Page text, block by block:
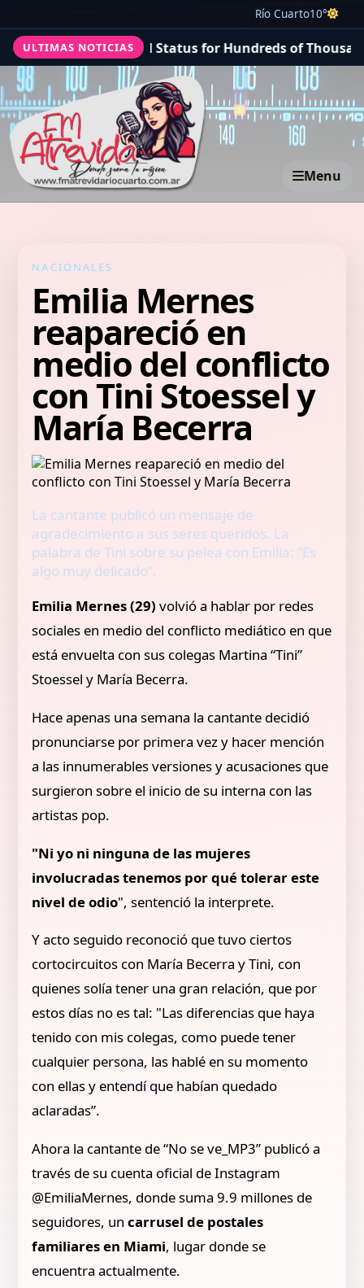
Río Cuarto10°
ULTIMAS NOTICIAS
Status for Hundreds of Thousands of
Menu
NACIONALES
Emilia Mernes
reapareció en
medio del conflicto
con Tini Stoessel y
María Becerra
La cantante publicó un mensaje de
agradecimiento a sus seres queridos. La
palabra de Tini sobre su pelea con Emilia: “Es
algo muy delicado”.
Emilia Mernes (29)volvió a hablar por redes
sociales en medio del conflicto mediático en que
está envuelta con sus colegas Martina “Tini”
Stoessel y María Becerra.
Hace apenas una semana la cantante decidió
pronunciarse por primera vez y hacer mención
a las innumerables versiones y acusaciones que
surgieron sobre el inicio de su interna con las
artistas pop.
"Ni yo ni ninguna de las mujeres
involucradas tenemos por qué tolerar este
nivel de odio", sentenció la interprete.
Y acto seguido reconoció que tuvo ciertos
cortocircuitos con María Becerra y Tini, con
quienes solía tener una gran relación, que por
estos días no es tal: "Las diferencias que haya
tenido con mis colegas, como puede tener
cualquier persona, las hablé en su momento
con ellas y entendí que habían quedado
aclaradas”.
Ahora la cantante de “No se ve_MP3” publicó a
través de su cuenta oficial de Instagram
@EmiliaMernes, donde suma 9.9 millones de
seguidores, uncarrusel de postales
familiares en Miami, lugar donde se
encuentra actualmente.